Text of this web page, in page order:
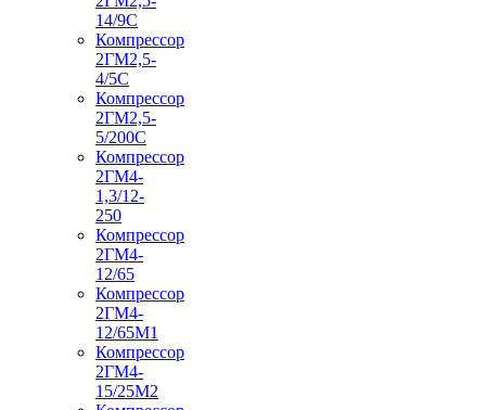
14/9С
Компрессор
2ГМ2,5-
4/5С
Компрессор
2ГМ2,5-
5/200С
Компрессор
2ГМ4-
1,3/12-
250
Компрессор
2ГМ4-
12/65
Компрессор
2ГМ4-
12/65М1
Компрессор
2ГМ4-
15/25М2